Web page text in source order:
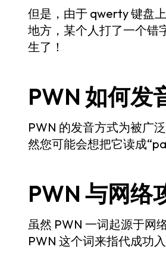
但是，由于 qwerty 键盘
地方，某个人打了一个错
生了！
PWN 如何发
PWN 的发音方式为被广
然您可能会想把它读成
PWN 与网络
虽然 PWN 一词起源于网
PWN 这个词来指代成功入